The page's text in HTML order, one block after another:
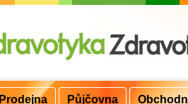
Prodejna Půjčovna